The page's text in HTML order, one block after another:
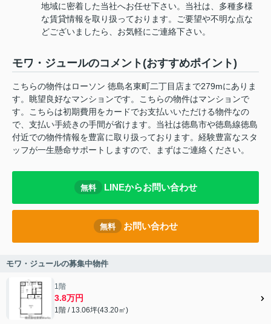
地域に密着した当社へお任せ下さい。当社は、多種多様
な賃貸情報を取り扱っております。ご要望や不明な点な
どございましたら、お気軽にご連絡下さい。
モワ・ジュールのコメント(おすすめポイント)
こちらの物件はローソン 徳島名東町二丁目店まで279mにありま
す。眺望良好なマンションです。こちらの物件はマンションで
す。こちらは初期費用をカードでお支払いいただける物件なの
で、支払い手続きの手間が省けます。当社は徳島市や徳島線徳島
付近での物件情報を豊富に取り扱っております。経験豊富なスタ
ッフが一生懸命サポートしますので、まずはご連絡ください。
無料 LINEからお問い合わせ
無料 お問い合わせ
モワ・ジュールの募集中物件
1階
3.8万円
1階 / 13.06坪(43.20㎡)